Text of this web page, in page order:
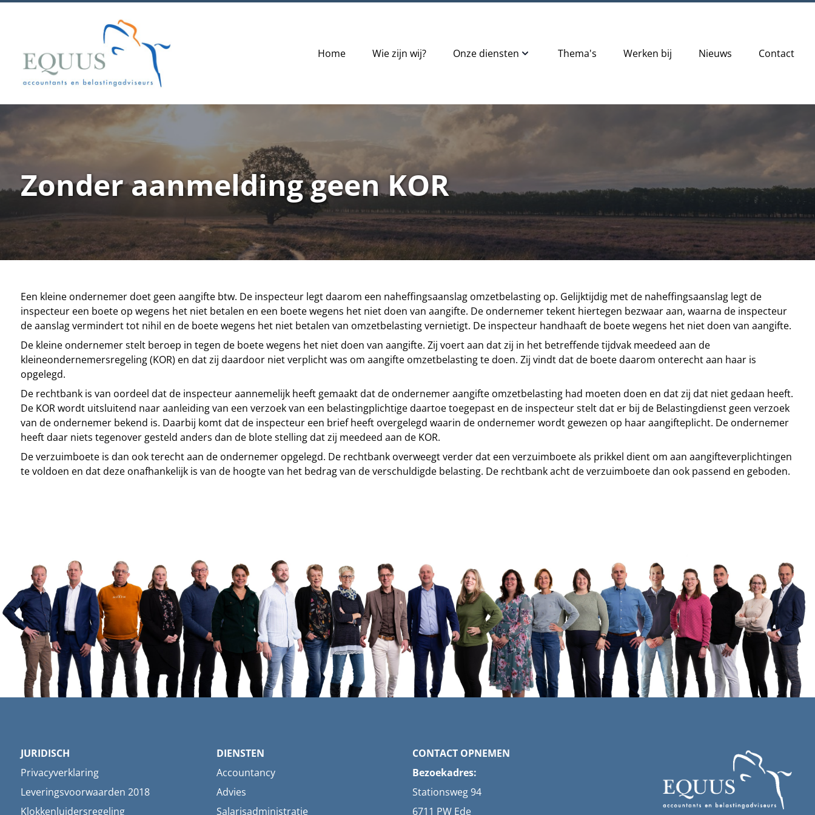
Home Wie zijn wij? Onze diensten Thema's Werken bij Nieuws Contact
Zonder aanmelding geen KOR
Een kleine ondernemer doet geen aangifte btw. De inspecteur legt daarom een naheffingsaanslag omzetbelasting op. Gelijktijdig met de naheffingsaanslag legt de
inspecteur een boete op wegens het niet betalen en een boete wegens het niet doen van aangifte. De ondernemer tekent hiertegen bezwaar aan, waarna de inspecteur
de aanslag vermindert tot nihil en de boete wegens het niet betalen van omzetbelasting vernietigt. De inspecteur handhaaft de boete wegens het niet doen van aangifte.
De kleine ondernemer stelt beroep in tegen de boete wegens het niet doen van aangifte. Zij voert aan dat zij in het betreffende tijdvak meedeed aan de
kleineondernemersregeling (KOR) en dat zij daardoor niet verplicht was om aangifte omzetbelasting te doen. Zij vindt dat de boete daarom onterecht aan haar is
opgelegd.
De rechtbank is van oordeel dat de inspecteur aannemelijk heeft gemaakt dat de ondernemer aangifte omzetbelasting had moeten doen en dat zij dat niet gedaan heeft.
De KOR wordt uitsluitend naar aanleiding van een verzoek van een belastingplichtige daartoe toegepast en de inspecteur stelt dat er bij de Belastingdienst geen verzoek
van de ondernemer bekend is. Daarbij komt dat de inspecteur een brief heeft overgelegd waarin de ondernemer wordt gewezen op haar aangifteplicht. De ondernemer
heeft daar niets tegenover gesteld anders dan de blote stelling dat zij meedeed aan de KOR.
De verzuimboete is dan ook terecht aan de ondernemer opgelegd. De rechtbank overweegt verder dat een verzuimboete als prikkel dient om aan aangifteverplichtingen
te voldoen en dat deze onafhankelijk is van de hoogte van het bedrag van de verschuldigde belasting. De rechtbank acht de verzuimboete dan ook passend en geboden.
JURIDISCH
Privacyverklaring
Leveringsvoorwaarden 2018
Klokkenluidersregeling
DIENSTEN
Accountancy
Advies
Salarisadministratie
CONTACT OPNEMEN
Bezoekadres:
Stationsweg 94
6711 PW Ede